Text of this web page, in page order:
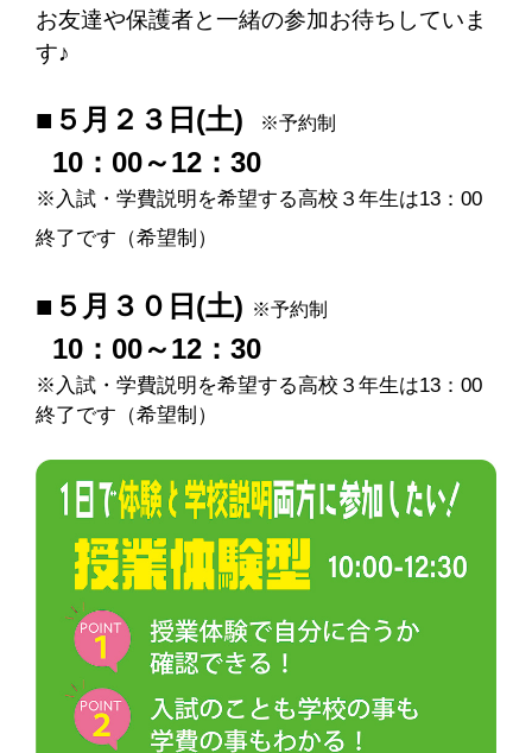
お友達や保護者と一緒の参加お待ちしていま
す♪
■５月２３日(土) ※予約制
10：00～12：30
※入試・学費説明を希望する高校３年生は13：00
終了です（希望制）
■５月３０日(土) ※予約制
10：00～12：30
※入試・学費説明を希望する高校３年生は13：00
終了です（希望制）